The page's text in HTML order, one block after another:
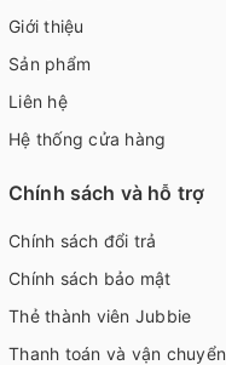
Giới thiệu
Sản phẩm
Liên hệ
Hệ thống cửa hàng
Chính sách và hỗ trợ
Chính sách đổi trả
Chính sách bảo mật
Thẻ thành viên Jubbie
Thanh toán và vận chuyển